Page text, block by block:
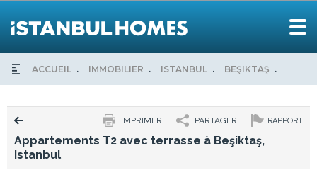
ACCUEIL IMMOBILIER ISTANBUL BEŞIKTAŞ
RAPPORT
PARTAGER
IMPRIMER
Appartements T2 avec terrasse à Beşiktaş,
Istanbul